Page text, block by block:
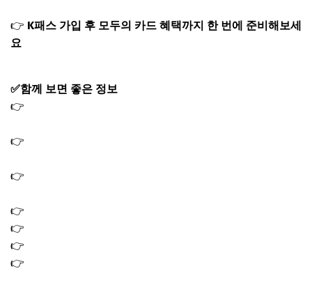
👉 K패스 가입 후 모두의 카드 혜택까지 한 번에 준비해보세
요
✅함께 보면 좋은 정보
👉
👉
👉
👉
👉
👉
👉